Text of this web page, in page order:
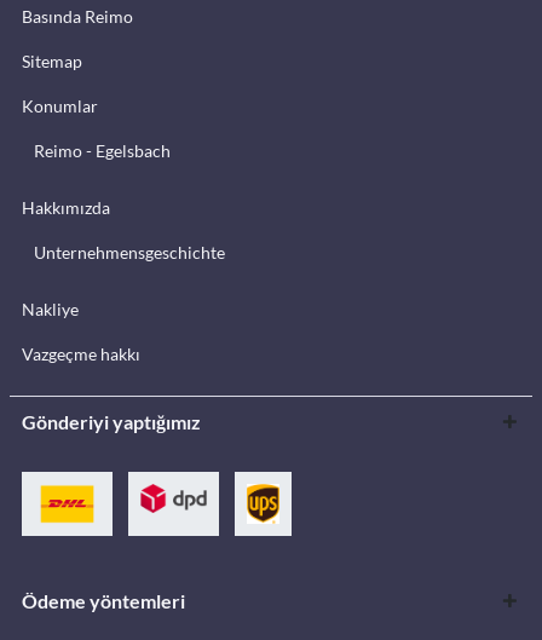
Basında Reimo
Sitemap
Konumlar
Reimo - Egelsbach
Hakkımızda
Unternehmensgeschichte
Nakliye
Vazgeçme hakkı
Gönderiyi yaptığımız
Ödeme yöntemleri